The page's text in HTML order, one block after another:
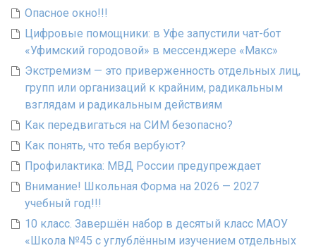
Опасное окно!!!
Цифровые помощники: в Уфе запустили чат-бот
«Уфимский городовой» в мессенджере «Макс»
Экстремизм — это приверженность отдельных лиц,
групп или организаций к крайним, радикальным
взглядам и радикальным действиям
Как передвигаться на СИМ безопасно?
Как понять, что тебя вербуют?
Профилактика: МВД России предупреждает
Внимание! Школьная Форма на 2026 — 2027
учебный год!!!
10 класс. Завершён набор в десятый класс МАОУ
«Школа №45 с углублённым изучением отдельных